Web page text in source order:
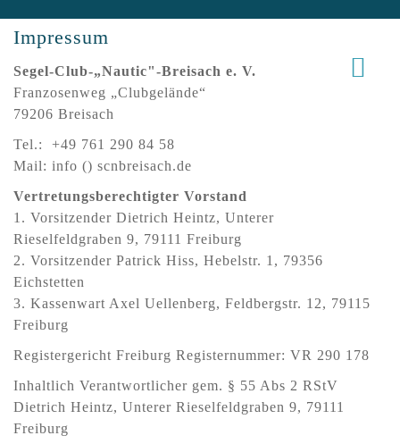
Impressum
Segel-Club-„Nautic"-Breisach e. V.
Franzosenweg „Clubgelände“
79206 Breisach
Tel.: +49 761 290 84 58
Mail: info () scnbreisach.de
Vertretungsberechtigter Vorstand
1. Vorsitzender Dietrich Heintz, Unterer
Rieselfeldgraben 9, 79111 Freiburg
2. Vorsitzender Patrick Hiss, Hebelstr. 1, 79356
Eichstetten
3. Kassenwart Axel Uellenberg, Feldbergstr. 12, 79115
Freiburg
Registergericht Freiburg Registernummer: VR 290 178
Inhaltlich Verantwortlicher gem. § 55 Abs 2 RStV
Dietrich Heintz, Unterer Rieselfeldgraben 9, 79111
Freiburg